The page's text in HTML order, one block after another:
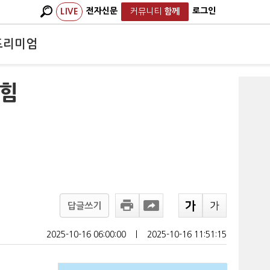
LIVE 전자신문 커뮤니티 함께 로그인
리미엄
답글쓰기
2025-10-16 06:00:00 2025-10-16 11:51:15